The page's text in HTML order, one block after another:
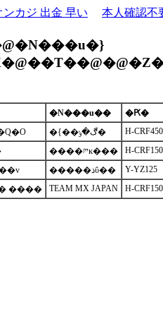
ンカジ 出金 早い 本人確認不
�N���u��
�Ԗ�
�{��ڰ�ݸ�
H-
����ʲײĸ���
H-
�����ذΰ��
Y-YZ125
���� TEAM MX JAPAN H-